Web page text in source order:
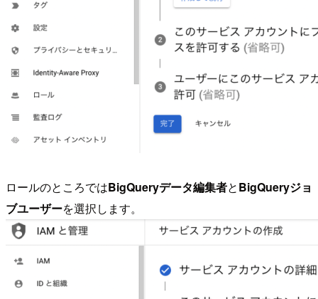
ロールのところではBigQueryデータ編集者とBigQueryジョ
ブユーザーを選択します。